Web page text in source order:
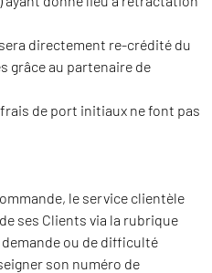
directement re-crédité du
grâce au partenaire de
de port initiaux ne font pas
le service clientèle
ses Clients via la rubrique
ou de difficulté
son numéro de